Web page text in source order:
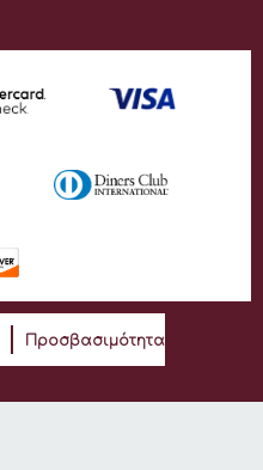
Προσβασιμότητα